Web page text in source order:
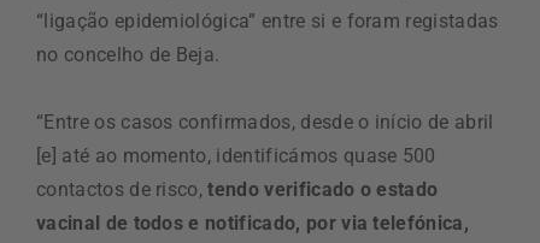
“ligação epidemiológica” entre si e foram registadas
no concelho de Beja.
“Entre os casos confirmados, desde o início de abril
[e] até ao momento, identificámos quase 500
contactos de risco,tendo verificado o estado
vacinal de todos e notificado, por via telefónica,